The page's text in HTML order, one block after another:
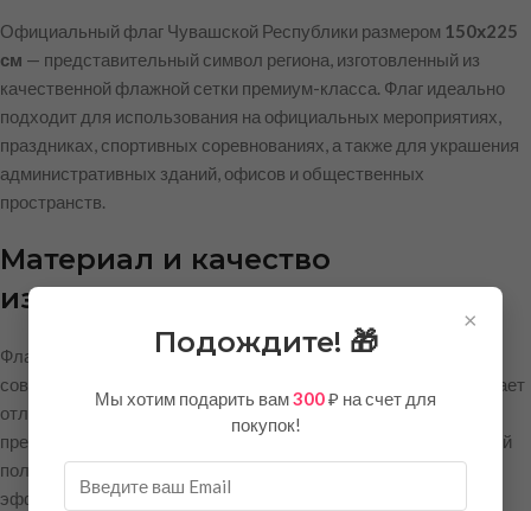
Официальный флаг Чувашской Республики размером 150х225
см — представительный символ региона, изготовленный из
качественной флажной сетки премиум-класса. Флаг идеально
подходит для использования на официальных мероприятиях,
праздниках, спортивных соревнованиях, а также для украшения
административных зданий, офисов и общественных
пространств.
Материал и качество
изготовления
Флаг выполнен из флажной сетки плотностью 90 г/м²
современного синтетического материала, который обеспечивает
отличные эксплуатационные характеристики. Флажная сетка
премиум-класса имеет сетчатую структуру, благодаря которой
полотно легко развевается даже при слабом ветре, создавая
эффектный внешний вид.
×
Подождите! 🎁
Мы хотим подарить вам300₽ на счет для
покупок!